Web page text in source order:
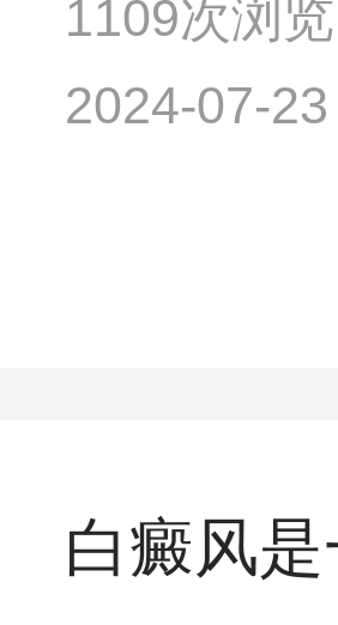
1109次浏览
2024-07-
白癜风